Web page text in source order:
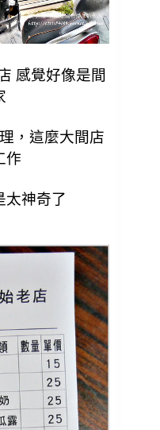
感覺好像是間
，這麼大間店
作
太神奇了